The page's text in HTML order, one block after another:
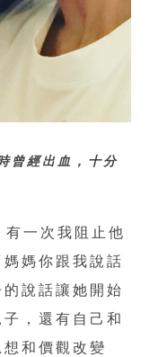
曾經出血，十分
一次我阻止他
媽你跟我說話
說話讓她開始
，還有自己和
和價觀改變